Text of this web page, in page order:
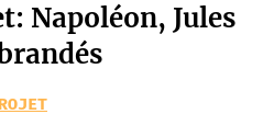
Napoléon, Jules